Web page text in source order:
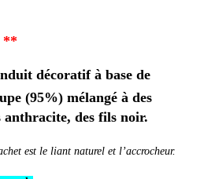
**
décoratif à base de
(95%) mélangé à des
des fils noir.
est le liant naturel et l’accrocheur.